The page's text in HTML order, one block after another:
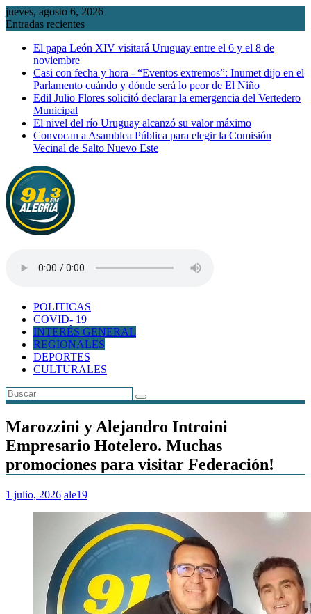
Saltar
al
jueves, agosto 6, 2026
Entradas recientes
El papa León XIV visitará Uruguay entre el 6 y el 8 de
noviembre
Casi con fecha y hora - “Eventos extremos”: Inumet dijo en el
Parlamento cuándo y dónde será lo peor de El Niño
Edil Julio Flores solicitó declarar la emergencia del Vertedero
Municipal
El nivel del río Uruguay alcanzó su valor máximo
Convocan a Asamblea Pública para elegir la Comisión
Vecinal de Salto Nuevo Este
POLITICAS
COVID- 19
INTERÉS GENERAL
REGIONALES
DEPORTES
CULTURALES
Marozzini y Alejandro Introini
Empresario Hotelero. Muchas
promociones para visitar Federación!
1 julio, 2026 ale19